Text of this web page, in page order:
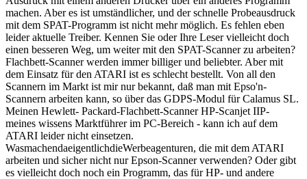
machen. Aber es ist umständlicher, und der schnelle Probeausdruck
mit dem SPAT-Programm ist nicht mehr möglich. Es fehlen eben
leider aktuelle Treiber. Kennen Sie oder Ihre Leser vielleicht doch
einen besseren Weg, um weiter mit den SPAT-Scanner zu arbeiten?
Flachbett-Scanner werden immer billiger und beliebter. Aber mit
dem Einsatz für den ATARI ist es schlecht bestellt. Von all den
Scannern im Markt ist mir nur bekannt, daß man mit Epso'n-
Scannern arbeiten kann, so über das GDPS-Modul für Calamus SL.
Meinen Hewlett- Packard-Flachbett-Scanner HP-Scanjet IIP-
meines wissens Marktführer im PC-Bereich - kann ich auf dem
ATARI leider nicht einsetzen.
WasmachendaeigentlichdieWerbeagenturen, die mit dem ATARI
arbeiten und sicher nicht nur Epson-Scanner verwenden? Oder gibt
es vielleicht doch noch ein Programm, das für HP- und andere